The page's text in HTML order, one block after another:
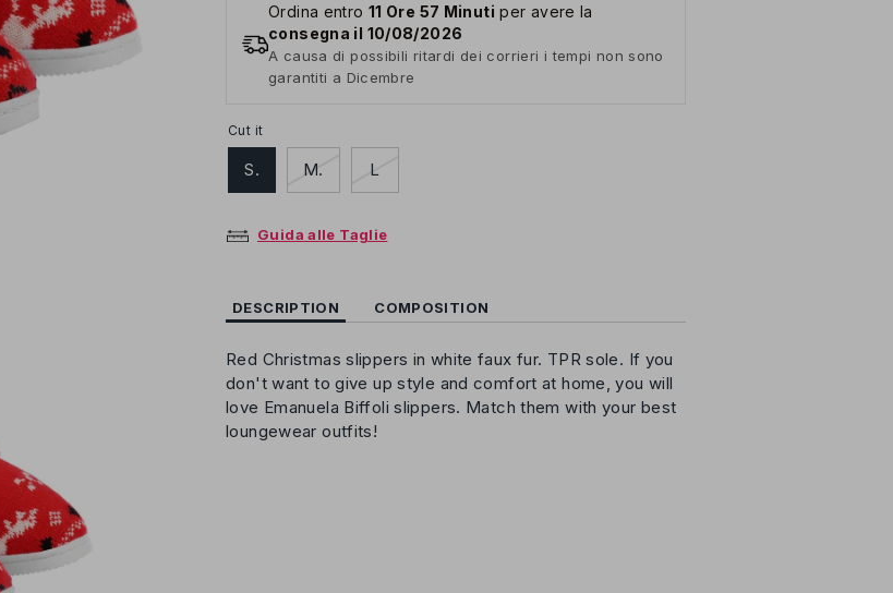
Ordina entro 11 Ore 57 Minuti per avere la
consegna il 10/08/2026
A causa di possibili ritardi dei corrieri i tempi non sono
garantiti a Dicembre
Cut it
S. M. L
Guida alle Taglie
DESCRIPTION COMPOSITION
Red Christmas slippers in white faux fur. TPR sole. If you
don't want to give up style and comfort at home, you will
love Emanuela Biffoli slippers. Match them with your best
loungewear outfits!